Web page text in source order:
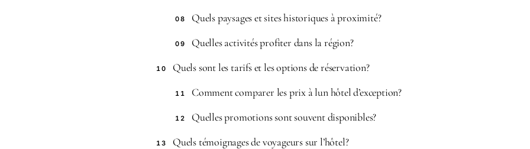
08 Quels paysages et sites historiques à proximité?
09 Quelles activités profiter dans la région?
10 Quels sont les tarifs et les options de réservation?
11 Comment comparer les prix à lun hôtel d’exception?
12 Quelles promotions sont souvent disponibles?
13 Quels témoignages de voyageurs sur l’hôtel?